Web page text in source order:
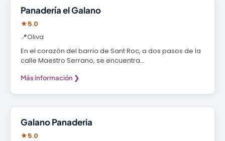
Panadería
Panadería el Galano
★5.0
📍Oliva
En el corazón del barrio de Sant Roc, a dos pasos de la
calle Maestro Serrano, se encuentra…
Más información ❯
Panadería
Galano Panaderia
★5.0